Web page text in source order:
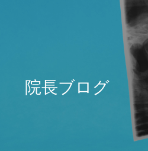
院長ブログ